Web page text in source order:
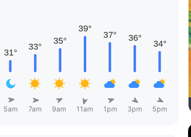
5am 7am 9am 11am 1pm 3pm 5pm